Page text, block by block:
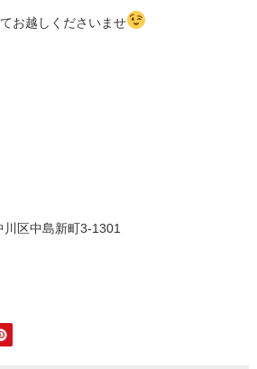
お越しくださいませ
区中島新町3-1301